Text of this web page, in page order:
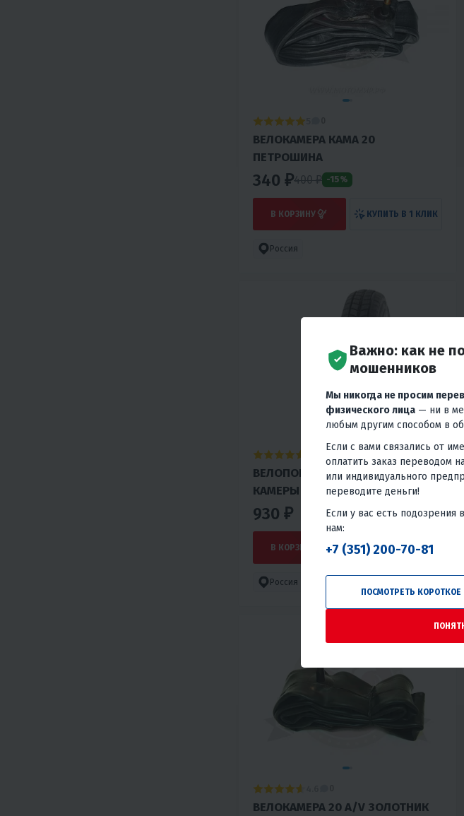
ВЕЛОКАМЕРА КАМА 20
ПЕТРОШИНА
340 ₽400₽ -15%
В КОРЗИНУ КУПИТЬ В 1 КЛИК
Россия
ВЕЛОПОКРЫШКА ТАИР Л-331 БЕЗ
КАМЕРЫ ПЕТРОШИНА
930 ₽
В КОРЗИНУ КУПИТЬ В 1 КЛИК
Россия
ВЕЛОКАМЕРА 20 A/V ЗОЛОТНИК
Важно: как не
мошенников
Мы никогда не просим
физического лица — ни в
любым другим способом в
Если с вами связались от
оплатить заказ переводом
или индивидуального
переводите деньги!
Если у вас есть
нам:
+7 (351) 200-70-81
ПОСМОТРЕТЬ